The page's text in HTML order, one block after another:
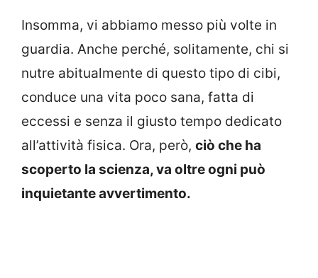
Insomma, vi abbiamo messo più volte in
guardia. Anche perché, solitamente, chi si
nutre abitualmente di questo tipo di cibi,
conduce una vita poco sana, fatta di
eccessi e senza il giusto tempo dedicato
all’attività fisica. Ora, però, ciò che ha
scoperto la scienza, va oltre ogni può
inquietante avvertimento.